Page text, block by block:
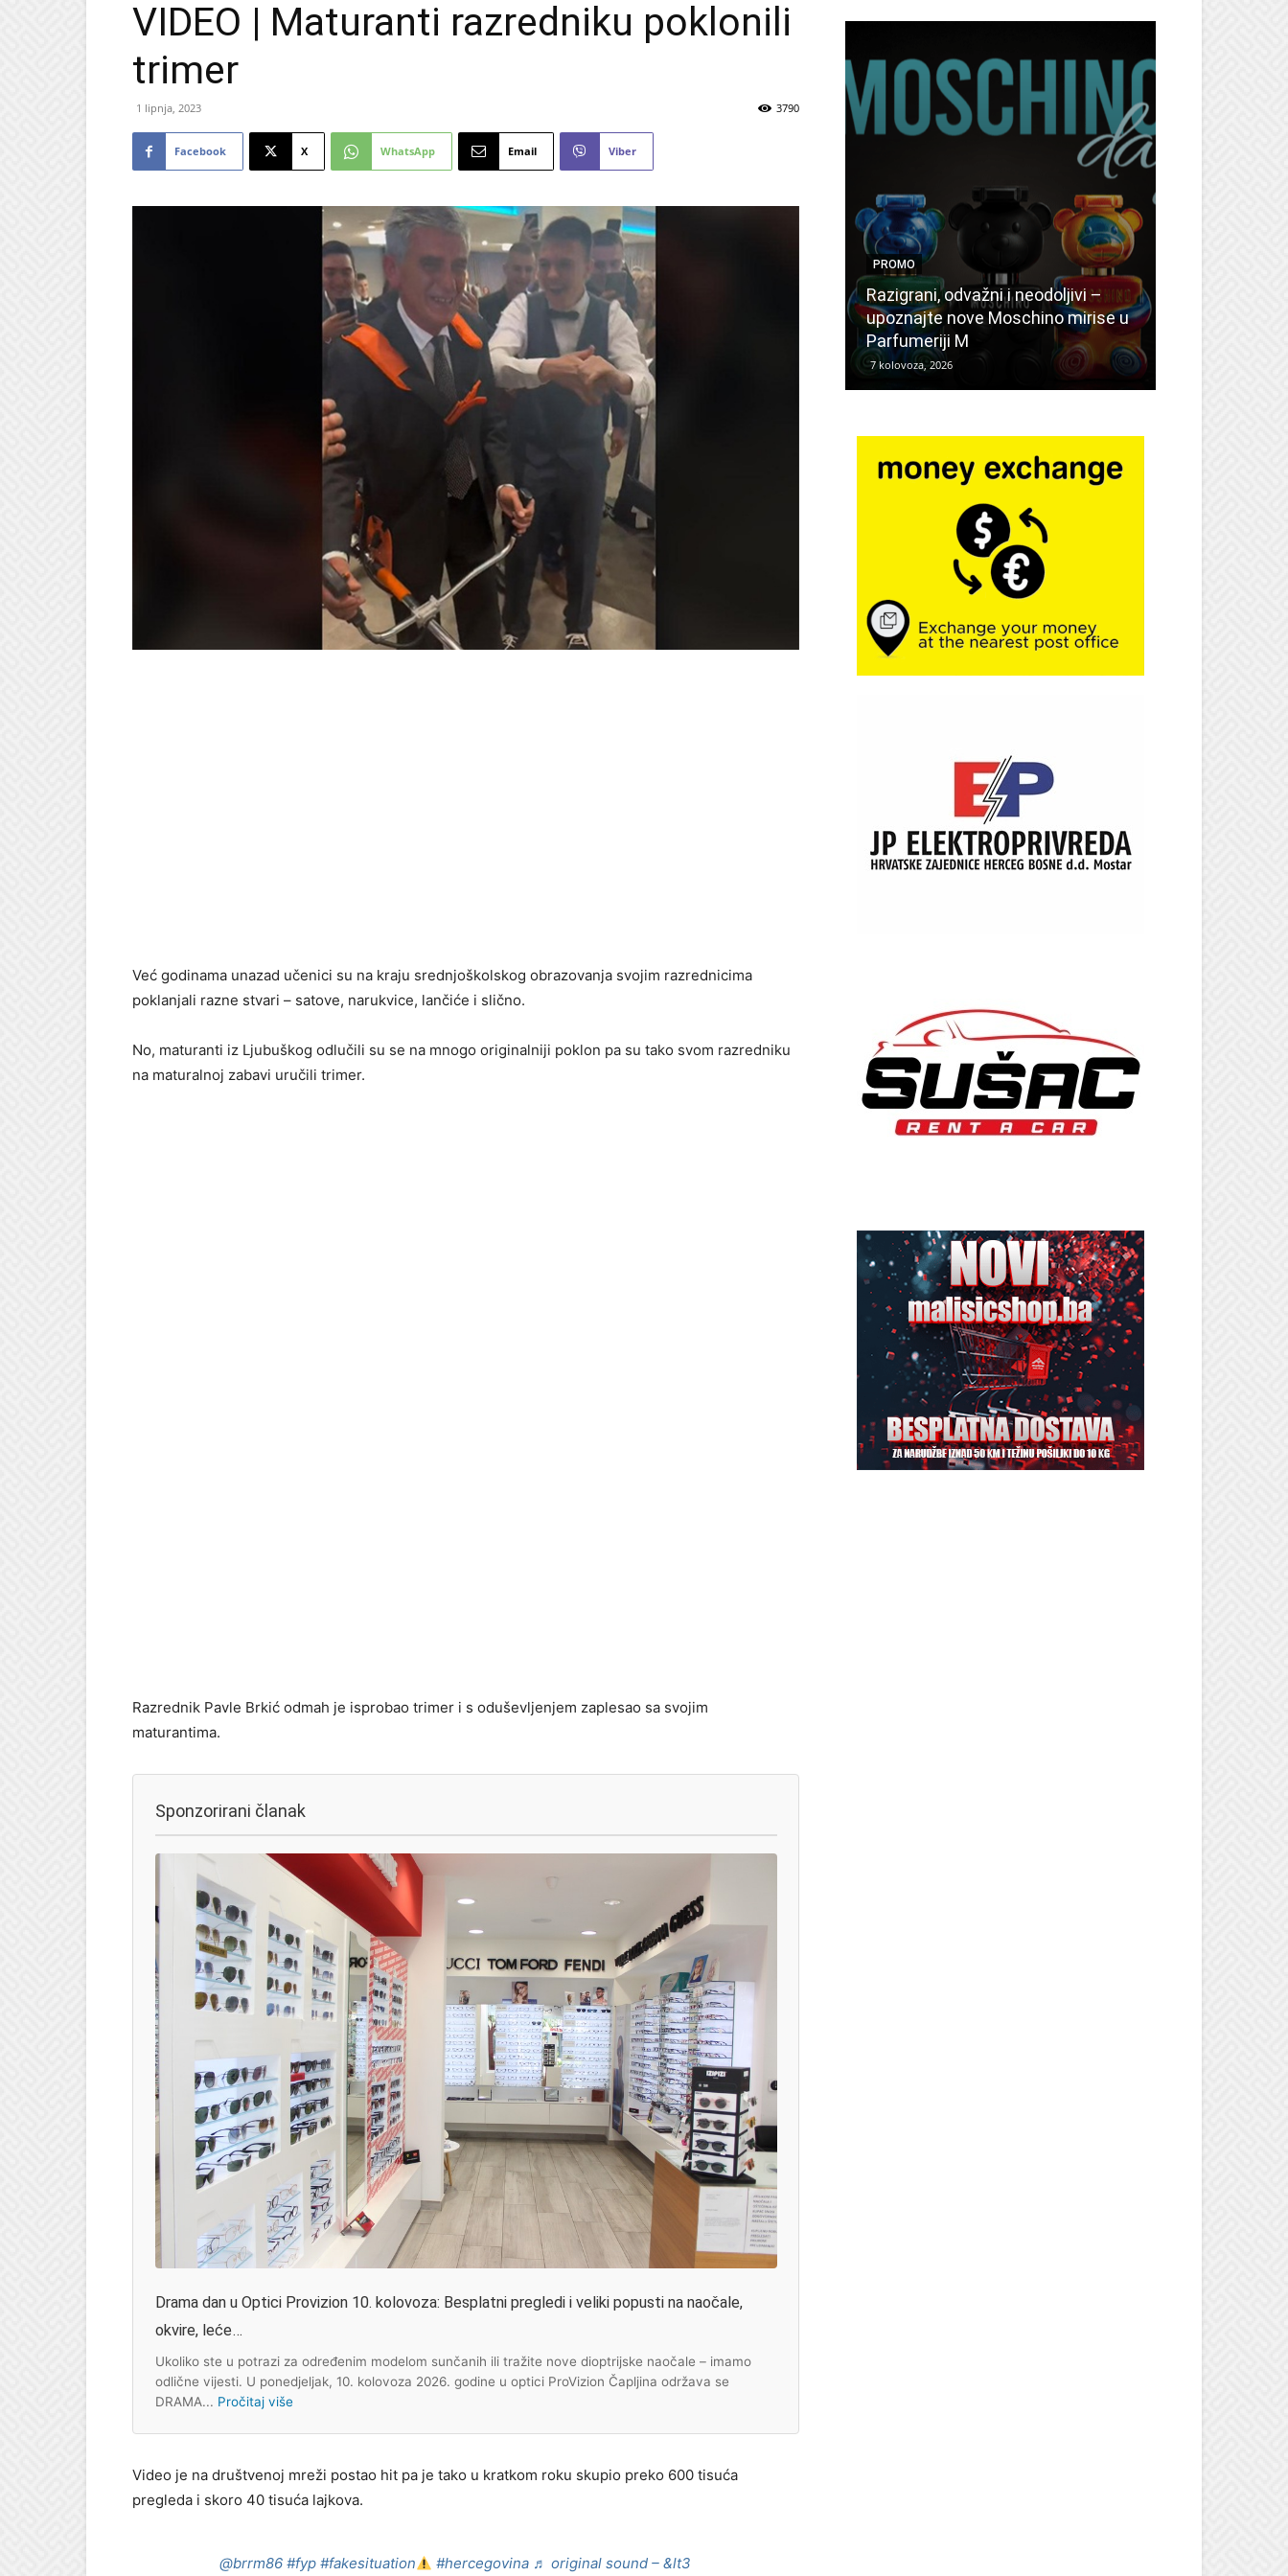
VIDEO | Maturanti razredniku poklonili
trimer
1 lipnja, 2023 3790
Facebook X WhatsApp Email Viber
Već godinama unazad učenici su na kraju srednjoškolskog obrazovanja svojim razrednicima
poklanjali razne stvari – satove, narukvice, lančiće i slično.
No, maturanti iz Ljubuškog odlučili su se na mnogo originalniji poklon pa su tako svom razredniku
na maturalnoj zabavi uručili trimer.
Razrednik Pavle Brkić odmah je isprobao trimer i s oduševljenjem zaplesao sa svojim
maturantima.
Sponzorirani članak
Drama dan u Optici Provizion 10. kolovoza: Besplatni pregledi i veliki popusti na naočale,
okvire, leće…
Ukoliko ste u potrazi za određenim modelom sunčanih ili tražite nove dioptrijske naočale – imamo
odlične vijesti. U ponedjeljak, 10. kolovoza 2026. godine u optici ProVizion Čapljina održava se
DRAMA... Pročitaj više
Video je na društvenoj mreži postao hit pa je tako u kratkom roku skupio preko 600 tisuća
pregleda i skoro 40 tisuća lajkova.
@brrm86 #fyp #fakesituation #hercegovina ♬ original sound – &lt3
PROMO
Razigrani, odvažni i neodoljivi –
upoznajte nove Moschino mirise u
Parfumeriji M
7 kolovoza, 2026